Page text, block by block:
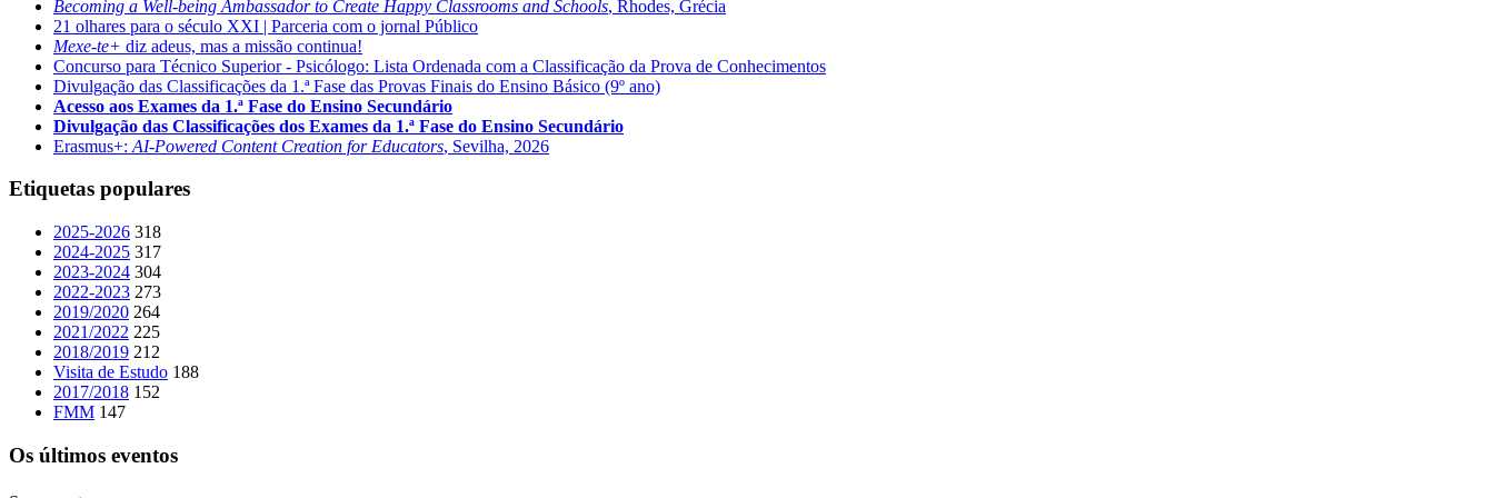
Becoming a Well-being Ambassador to Create Happy Classrooms and Schools, Rhodes, Grécia
21 olhares para o século XXI | Parceria com o jornal Público
Mexe-te+ diz adeus, mas a missão continua!
Concurso para Técnico Superior - Psicólogo: Lista Ordenada com a Classificação da Prova de Conhecimentos
Divulgação das Classificações da 1.ª Fase das Provas Finais do Ensino Básico (9º ano)
Acesso aos Exames da 1.ª Fase do Ensino Secundário
Divulgação das Classificações dos Exames da 1.ª Fase do Ensino Secundário
Erasmus+: AI-Powered Content Creation for Educators, Sevilha, 2026
Etiquetas populares
2025-2026 318
2024-2025 317
2023-2024 304
2022-2023 273
2019/2020 264
2021/2022 225
2018/2019 212
Visita de Estudo 188
2017/2018 152
FMM 147
Os últimos eventos